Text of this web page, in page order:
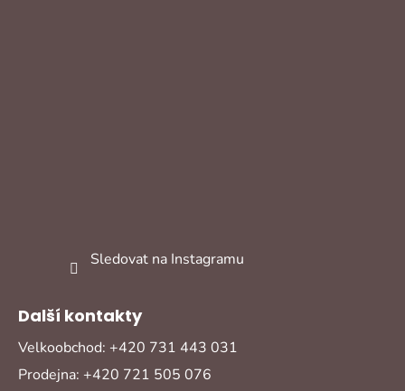
Sledovat na Instagramu
Další kontakty
Velkoobchod: +420 731 443 031
Prodejna: +420 721 505 076